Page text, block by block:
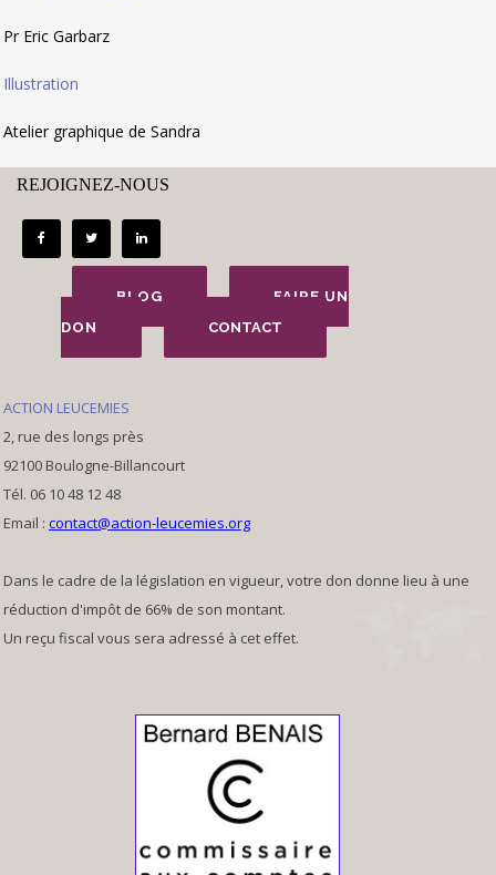
Pr Eric Garbarz
Illustration
Atelier graphique de Sandra
REJOIGNEZ-NOUS
BLOG
FAIRE UN
DON
CONTACT
ACTION LEUCEMIES
2, rue des longs près
92100 Boulogne-Billancourt
Tél. 06 10 48 12 48
Email : contact@action-leucemies.org
Dans le cadre de la législation en vigueur, votre don donne lieu à une
réduction d'impôt de 66% de son montant.
Un reçu fiscal vous sera adressé à cet effet.